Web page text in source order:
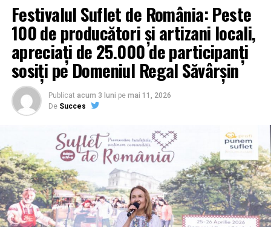
Festivalul Suflet de România: Peste
100 de producători și artizani locali,
apreciați de 25.000 de participanți
sosiți pe Domeniul Regal Săvârșin
Publicat acum 3 luni pe mai 11, 2026
De Succes